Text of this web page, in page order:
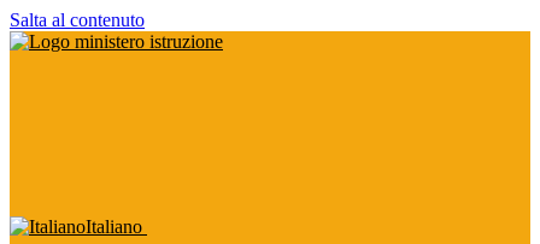
Salta al contenuto
Italiano